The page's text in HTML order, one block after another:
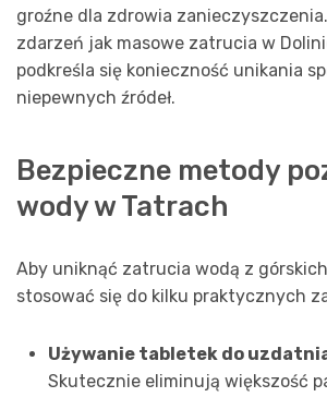
groźne dla zdrowia
zdarzeń jak masowe zatrucia w
podkreśla się konieczność unikania
niepewnych źródeł.
Bezpieczne metody
wody w Tatrach
Aby uniknąć zatrucia wodą z
stosować się do kilku praktycznych
Używanie tabletek do
Skutecznie eliminują większość